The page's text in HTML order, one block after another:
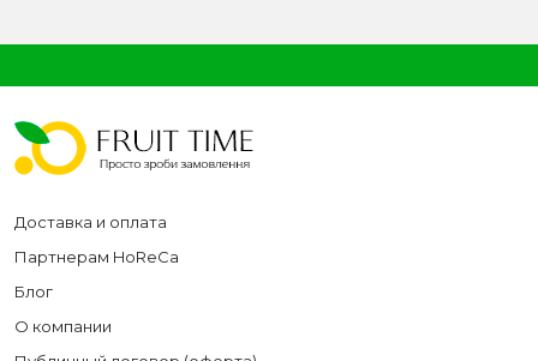
Доставка и оплата
Партнерам HoReCa
Блог
О компании